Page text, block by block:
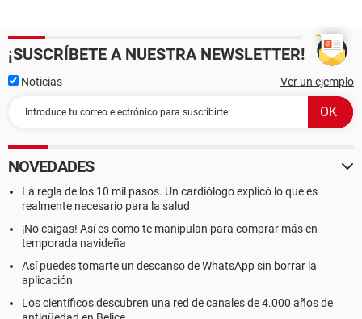
¡SUSCRÍBETE A NUESTRA NEWSLETTER!
Noticias Ver un ejemplo
NOVEDADES
La regla de los 10 mil pasos. Un cardiólogo explicó lo que es
realmente necesario para la salud
¡No caigas! Así es como te manipulan para comprar más en
temporada navideña
Así puedes tomarte un descanso de WhatsApp sin borrar la
aplicación
Los científicos descubren una red de canales de 4.000 años de